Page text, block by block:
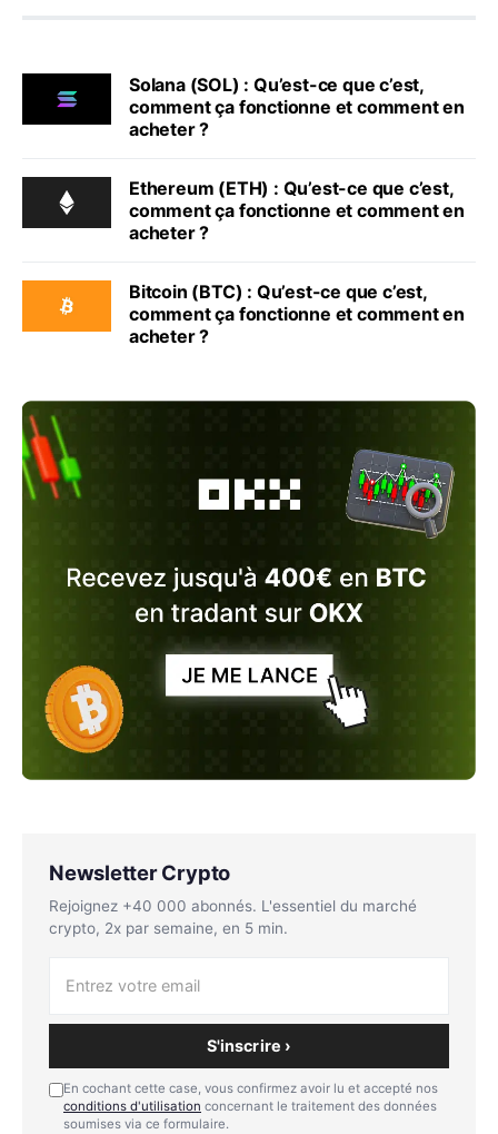
Solana (SOL) : Qu’est-ce que c’est,
comment ça fonctionne et comment en
acheter ?
Ethereum (ETH) : Qu’est-ce que c’est,
comment ça fonctionne et comment en
acheter ?
Bitcoin (BTC) : Qu’est-ce que c’est,
comment ça fonctionne et comment en
acheter ?
Newsletter Crypto
Rejoignez +40 000 abonnés. L'essentiel du marché
crypto, 2x par semaine, en 5 min.
S'inscrire ›
En cochant cette case, vous confirmez avoir lu et accepté nos
conditions d'utilisation concernant le traitement des données
soumises via ce formulaire.